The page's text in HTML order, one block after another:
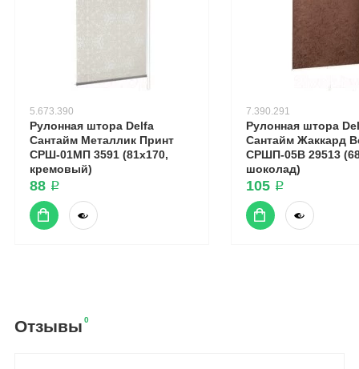
5.673.390
Рулонная штора Delfa
Сантайм Металлик Принт
СРШ-01МП 3591 (81x170,
кремовый)
88 ₽
7.390.291
Рулонная штора
Сантайм Жаккард
СРШП-05В 29513
шоколад)
105 ₽
Отзывы 0